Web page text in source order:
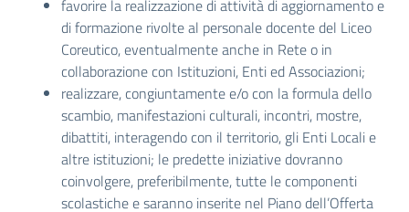
favorire la realizzazione di attività di aggiornamento e
di formazione rivolte al personale docente del Liceo
Coreutico, eventualmente anche in Rete o in
collaborazione con Istituzioni, Enti ed Associazioni;
realizzare, congiuntamente e/o con la formula dello
scambio, manifestazioni culturali, incontri, mostre,
dibattiti, interagendo con il territorio, gli Enti Locali e
altre istituzioni; le predette iniziative dovranno
coinvolgere, preferibilmente, tutte le componenti
scolastiche e saranno inserite nel Piano dell’Offerta